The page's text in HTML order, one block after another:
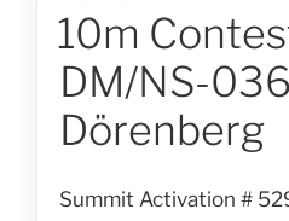
AM
10m
DM/NS-036
Dörenberg
Summit Activation #